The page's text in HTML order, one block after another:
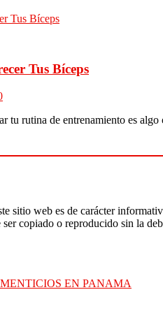
Tus Bíceps
tu rutina de entrenamiento es
sitio web es de carácter
copiado o reproducido sin la
EN PANAMA